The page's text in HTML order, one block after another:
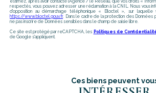
estimez, après avoir contacté l'Agence / le Réseau, que vos droits «
respectés, vous pouvez adresser une réclamation à la CNIL. Nous vous
d'opposition au démarchage téléphonique « Bloctel », sur laquelle
https://www.bloctel.gouv.fr. Dans le cadre de la protection des Données
ne pas inscrire de Données sensibles dans le champ de saisie libre.
Ce site est protégé par reCAPTCHA, les Politiques de
de Google s'appliquent.
Ces biens peuvent